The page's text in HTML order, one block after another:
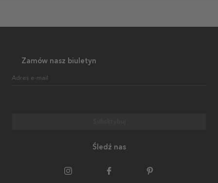
Zamów nasz biuletyn
Adres e-mail
Śledź nas